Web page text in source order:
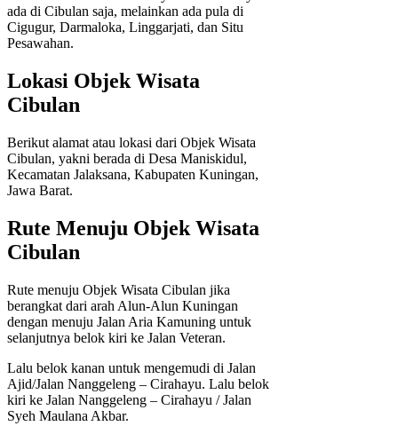
ada di Cibulan saja, melainkan ada pula di
Cigugur, Darmaloka, Linggarjati, dan Situ
Pesawahan.
Lokasi Objek Wisata
Cibulan
Berikut alamat atau lokasi dari Objek Wisata
Cibulan, yakni berada di Desa Maniskidul,
Kecamatan Jalaksana, Kabupaten Kuningan,
Jawa Barat.
Rute Menuju Objek Wisata
Cibulan
Rute menuju Objek Wisata Cibulan jika
berangkat dari arah Alun-Alun Kuningan
dengan menuju Jalan Aria Kamuning untuk
selanjutnya belok kiri ke Jalan Veteran.
Lalu belok kanan untuk mengemudi di Jalan
Ajid/Jalan Nanggeleng – Cirahayu. Lalu belok
kiri ke Jalan Nanggeleng – Cirahayu / Jalan
Syeh Maulana Akbar.